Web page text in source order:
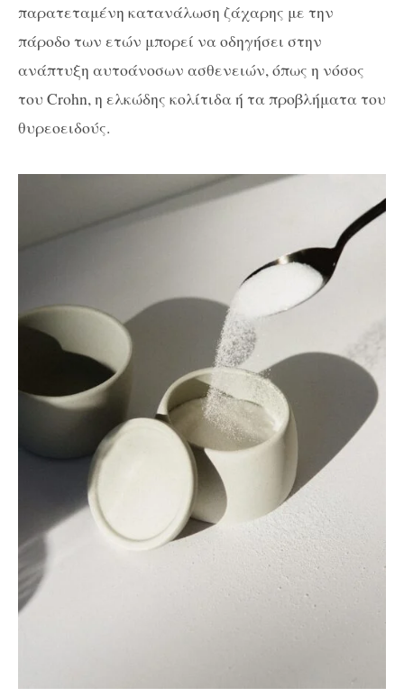
παρατεταμένη κατανάλωση ζάχαρης με την
πάροδο των ετών μπορεί να οδηγήσει στην
ανάπτυξη αυτοάνοσων ασθενειών, όπως η νόσος
του Crohn, η ελκώδης κολίτιδα ή τα προβλήματα του
θυρεοειδούς.